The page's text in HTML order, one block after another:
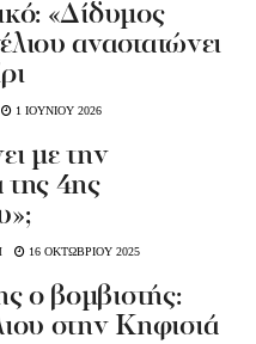
«Δίδυμος
αναστατώνει
1 ΙΟΥΝΙΟΥ 2026
με την
της 4ης
16 ΟΚΤΩΒΡΙΟΥ 2025
ο βομβιστής:
στην Κηφισιά